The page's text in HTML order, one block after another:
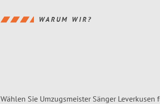
WARUM WIR?
Wählen Sie Umzugsmeister Sänger